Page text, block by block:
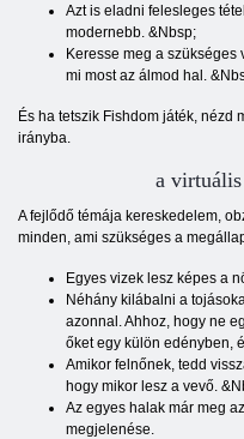
Azt is eladni felesleges
modernebb. &Nbsp;
Keresse meg a szükséges
mi most az álmod hal.
És ha tetszik Fishdom játék, nézd
irányba.
a
A fejlődő témája kereskedelem,
minden, ami szükséges a
Egyes vizek lesz képes a
Néhány kilábalni a
azonnal. Ahhoz, hogy ne
őket egy külön edényben,
Amikor felnőnek, tedd
hogy mikor lesz a vevő.
Az egyes halak már meg
megjelenése.